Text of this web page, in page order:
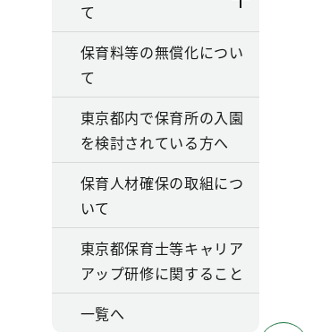
て
保育料等の無償化につい
て
東京都内で保育所の入園
を検討されている方へ
保育人材確保の取組につ
いて
東京都保育士等キャリア
アップ研修に関すること
一覧へ